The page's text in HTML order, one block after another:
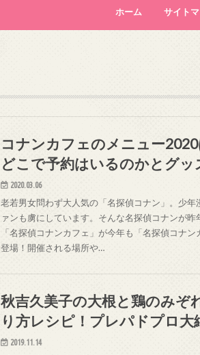
ホーム サイト
コナンカフェのメニュー
どこで予約はいるのかとグッ
2020.03.06
老若男女問わず大人気の「名探偵コナン」。少年
ァンも虜にしています。そんな名探偵コナンが昨
「名探偵コナンカフェ」が今年も「名探偵コナ
登場！開催される場所や…
秋吉久美子の大根と鶏のみぞ
り方レシピ！プレパドプロ大
2019.11.14